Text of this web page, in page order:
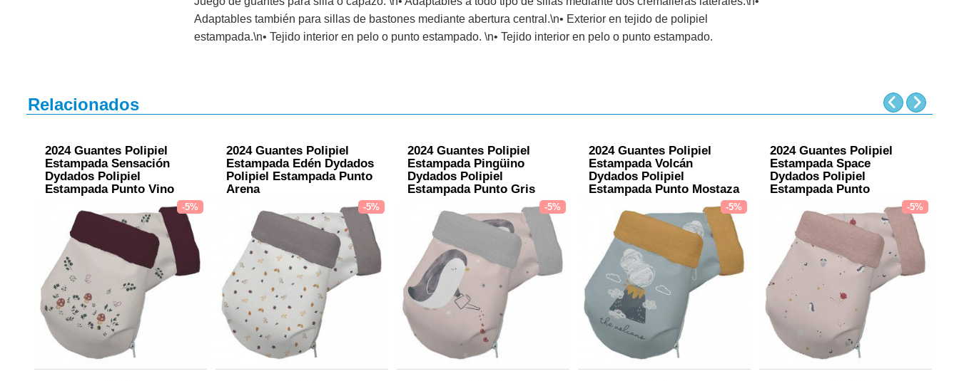
Adaptables también para sillas de bastones mediante abertura central.\n• Exterior en tejido de polipiel
estampada.\n• Tejido interior en pelo o punto estampado. \n• Tejido interior en pelo o punto estampado.
Relacionados
2024 Guantes Polipiel
Estampada Sensación
Dydados Polipiel
Estampada Punto Vino
-5%
2024 Guantes Polipiel
Estampada Edén Dydados
Polipiel Estampada Punto
Arena
-5%
2024 Guantes Polipiel
Estampada Pingüino
Dydados Polipiel
Estampada Punto Gris
-5%
2024 Guantes Polipiel
Estampada Volcán
Dydados Polipiel
Estampada Punto Mostaza
-5%
2024 Guantes Polipiel
Estampada Space
Dydados Polipiel
Estampada Punto
-5%